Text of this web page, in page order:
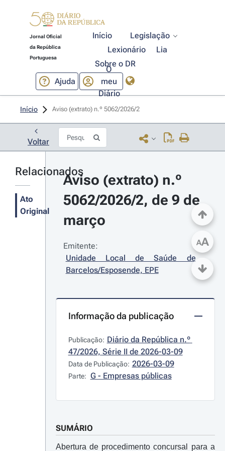
Jornal Oficial
da República
Portuguesa
Início
Legislação
Lexionário
Lia
Sobre o DR
Ajuda
O
meu
Diário
Início Aviso (extrato) n.º 5062/2026/2
Voltar
Relacionados
Ato
Original
Aviso (extrato) n.º
5062/2026/2, de 9 de
março
Emitente:
Unidade Local de Saúde de
Barcelos/Esposende, EPE
Informação da publicação
Publicação: Diário da República n.º
47/2026, Série II de 2026-03-09
Data de Publicação: 2026-03-09
Parte: G - Empresas públicas
SUMÁRIO
Abertura de procedimento concursal para a
AA